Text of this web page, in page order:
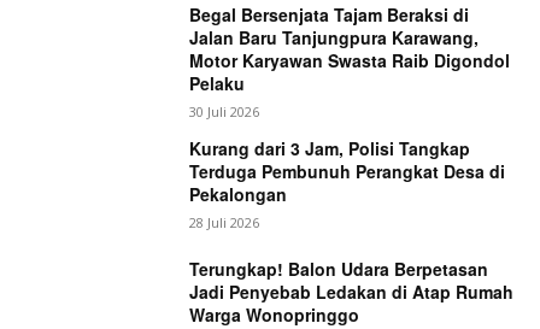
Begal Bersenjata Tajam Beraksi di
Jalan Baru Tanjungpura Karawang,
Motor Karyawan Swasta Raib Digondol
Pelaku
30 Juli 2026
Kurang dari 3 Jam, Polisi Tangkap
Terduga Pembunuh Perangkat Desa di
Pekalongan
28 Juli 2026
Terungkap! Balon Udara Berpetasan
Jadi Penyebab Ledakan di Atap Rumah
Warga Wonopringgo